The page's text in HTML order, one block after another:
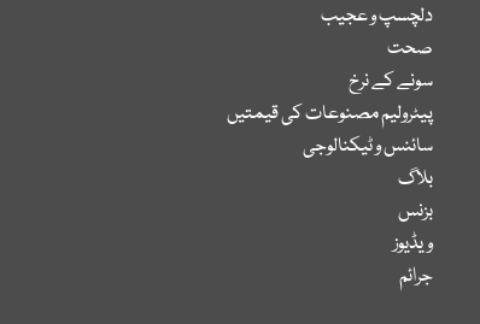
دلچسپ و عجیب
صحت
سونے کے نرخ
پیٹرولیم مصنوعات کی قیمتیں
سائنس و ٹیکنالوجی
بلاگ
بزنس
ویڈیوز
جرائم